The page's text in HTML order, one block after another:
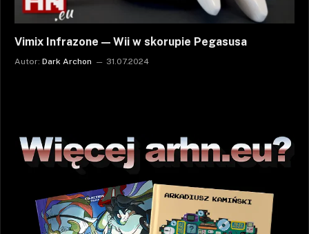
Vimix Infrazone — Wii w skorupie Pegasusa
Autor: Dark Archon 31.07.2024